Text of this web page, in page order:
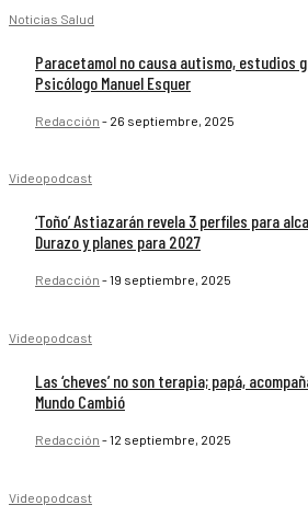
Noticias Salud
Paracetamol no causa autismo, estudios
Psicólogo Manuel Esquer
Redacción - 26 septiembre, 2025
Videopodcast
‘Toño’ Astiazarán revela 3 perfiles para
Durazo y planes para 2027
Redacción -19 septiembre, 2025
Videopodcast
Las ‘cheves’ no son terapia; papá,
Mundo Cambió
Redacción -12 septiembre, 2025
Videopodcast